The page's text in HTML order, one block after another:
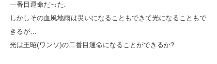
一番目運命だった.
しかしその血風地雨は災いになることもできて光になることもで
きるが…
光は王昭(ワンソ)の二番目運命になることができるか?